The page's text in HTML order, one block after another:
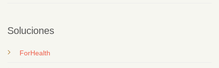
Soluciones
ForHealth